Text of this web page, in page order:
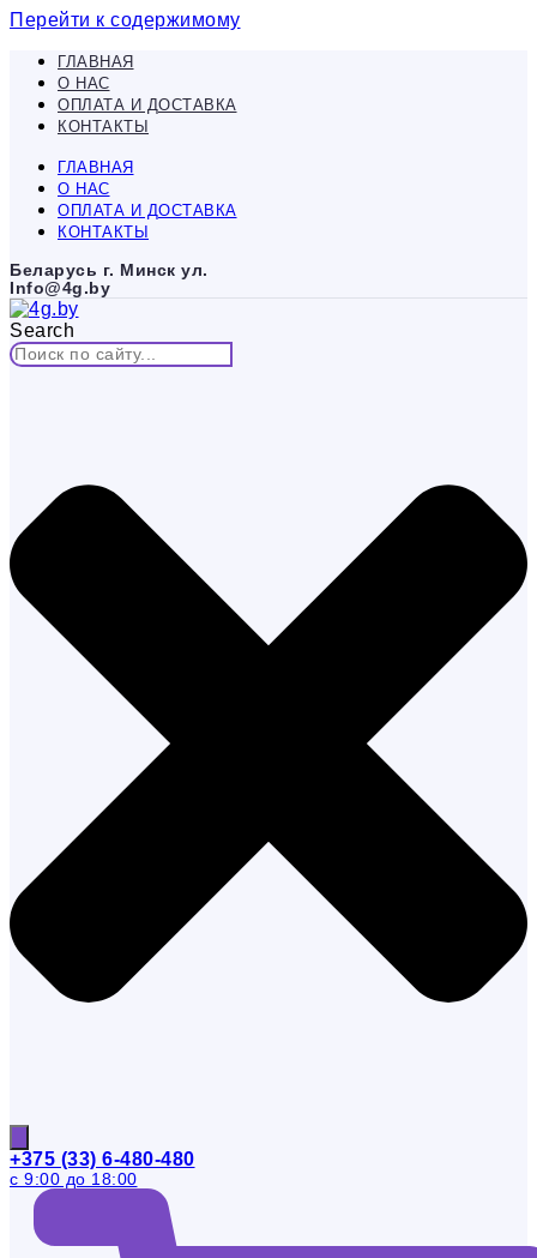
Перейти к содержимому
ГЛАВНАЯ
О НАС
ОПЛАТА И ДОСТАВКА
КОНТАКТЫ
ГЛАВНАЯ
О НАС
ОПЛАТА И ДОСТАВКА
КОНТАКТЫ
Беларусь г. Минск ул.
Info@4g.by
Search
+375 (33) 6-480-480
с 9:00 до 18:00